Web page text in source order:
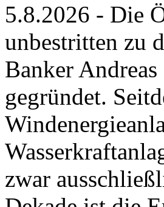
5.8.2026 - Die
unbestritten zu
Banker
gegründet.
zwar